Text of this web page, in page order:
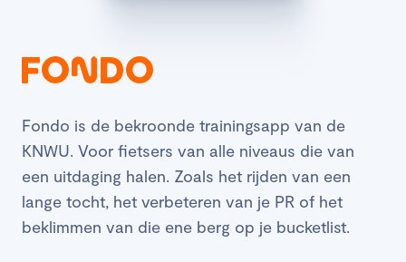
Fondo is de bekroonde trainingsapp van de
KNWU. Voor fietsers van alle niveaus die van
een uitdaging halen. Zoals het rijden van een
lange tocht, het verbeteren van je PR of het
beklimmen van die ene berg op je bucketlist.